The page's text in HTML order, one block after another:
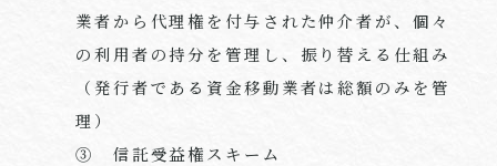
業者から代理権を付与された仲介者が、個々
の利用者の持分を管理し、振り替える仕組み
（発行者である資金移動業者は総額のみを管
理）
③ 信託受益権スキーム